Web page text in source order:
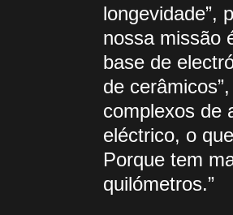
longevidade”,
nossa missão
base de
de
complexos de
eléctrico, o
Porque tem
quilómetros.”